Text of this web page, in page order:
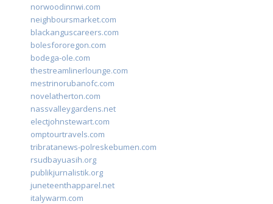
norwoodinnwi.com
neighboursmarket.com
blackanguscareers.com
bolesfororegon.com
bodega-ole.com
thestreamlinerlounge.com
mestrinorubanofc.com
novelatherton.com
nassvalleygardens.net
electjohnstewart.com
omptourtravels.com
tribratanews-polreskebumen.com
rsudbayuasih.org
publikjurnalistik.org
juneteenthapparel.net
italywarm.com